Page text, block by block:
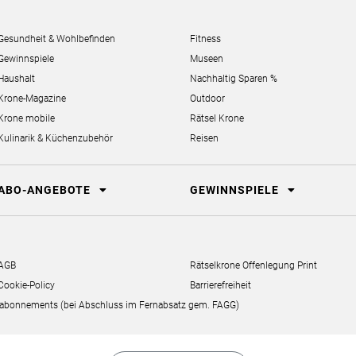
& Wohlbefinden
Magazine
mobile
& Küchenzubehör
Fitness
Museen
Nachhaltig Sparen %
Outdoor
Rätsel Krone
Reisen
ANGEBOTE GEWINNSPIELE
Rätselkrone Offenlegung Print
Policy
Barrierefreiheit
(bei Abschluss im Fernabsatz gem. FAGG)